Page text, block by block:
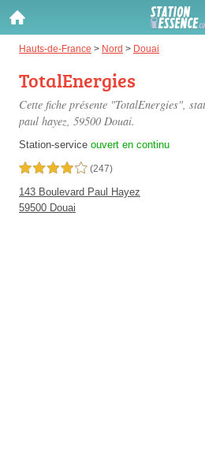
Hauts-de-France > Nord > Douai
TotalEnergies
Cette fiche présente "TotalEnergies",
paul hayez, 59500 Douai.
Station-service ouvert en continu
4,0 étoiles sur 5 (247)
143 Boulevard Paul Hayez
59500 Douai
Gazole :
Disponible
SP 98 :
Disponible
SP 95 :